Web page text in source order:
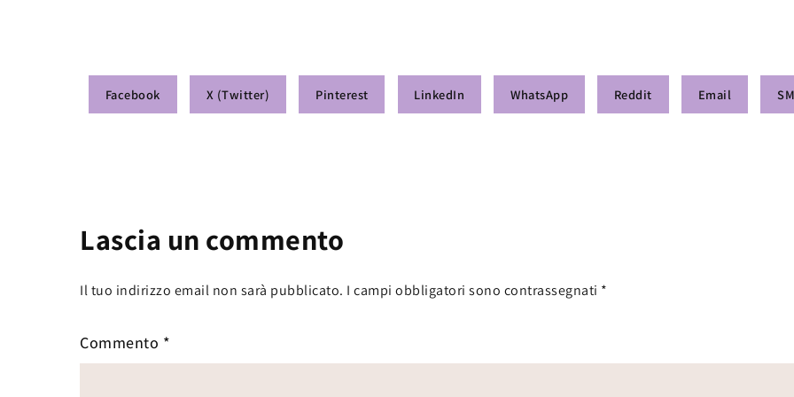
Facebook X (Twitter) Pinterest LinkedIn WhatsApp Reddit Email
Lascia un commento
Il tuo indirizzo email non sarà pubblicato. I campi obbligatori sono contrassegnati *
Commento *